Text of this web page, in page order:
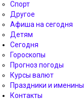
Спорт
Другое
Афиша на сегодня
Детям
Сегодня
Гороскопы
Прогноз погоды
Курсы валют
Праздники и именины
Контакты